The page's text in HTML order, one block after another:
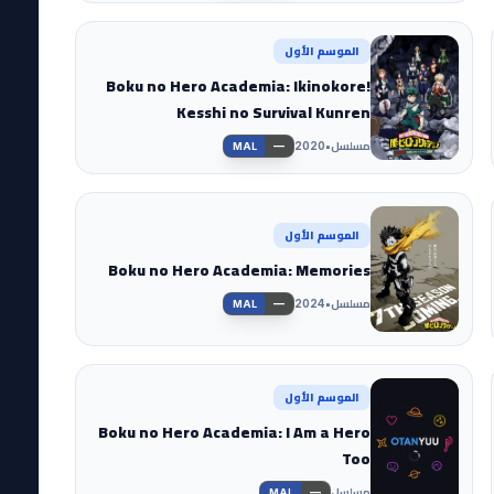
الموسم الأول
Boku no Hero Academia: Ikinokore!
Kesshi no Survival Kunren
مسلسل•
2020
MAL —
الموسم الأول
Boku no Hero Academia: Memories
مسلسل•
2024
MAL —
الموسم الأول
Boku no Hero Academia: I Am a Hero
Too
—